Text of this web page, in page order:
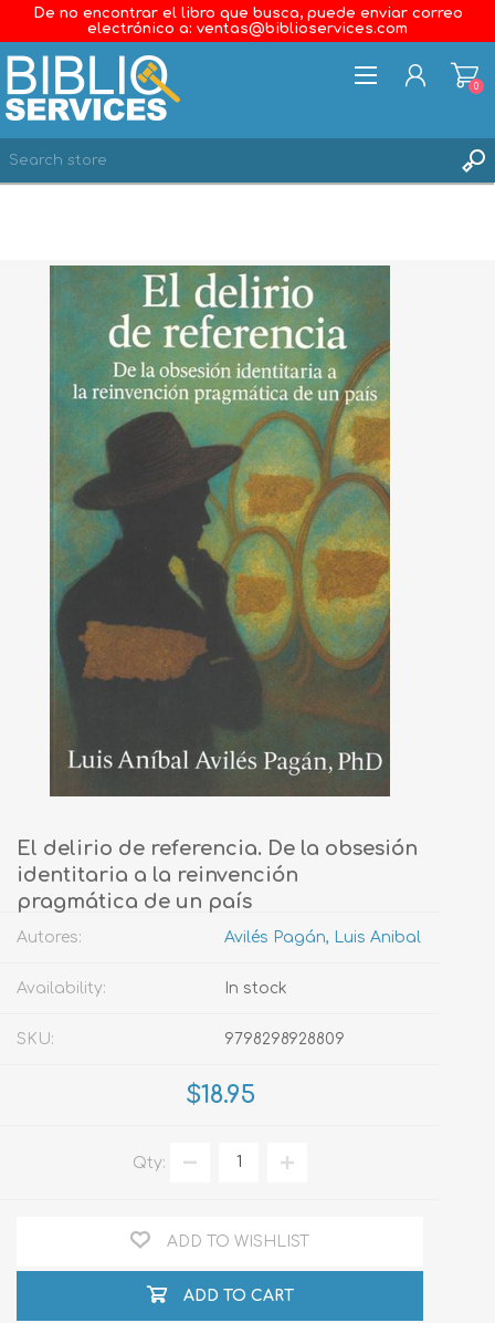
De no encontrar el libro que busca, puede enviar correo
electrónico a: ventas@biblioservices.com
WISHLIST
0
0
El delirio de referencia. De la obsesión
identitaria a la reinvención
pragmática de un país
Autores: Avilés Pagán, Luis Anibal
Availability: In stock
SKU: 9798298928809
$18.95
Qty:
ADD TO WISHLIST
ADD TO CART